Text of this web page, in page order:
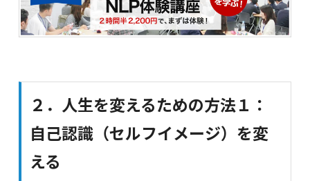
２．人生を変えるための方法１：
自己認識（セルフイメージ）を変
える